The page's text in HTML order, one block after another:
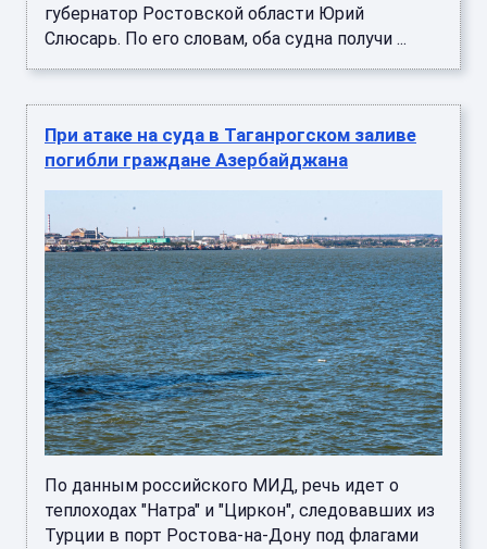
губернатор Ростовской области Юрий
Слюсарь. По его словам, оба судна получи ...
При атаке на суда в Таганрогском заливе
погибли граждане Азербайджана
По данным российского МИД, речь идет о
теплоходах "Натра" и "Циркон", следовавших из
Турции в порт Ростова-на-Дону под флагами